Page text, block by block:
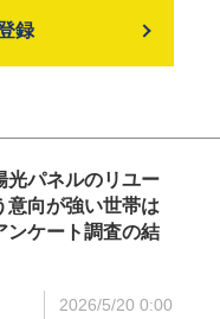
録
光パネルのリユー
意向が強い世帯は
ケート調査の結
2026/5/20 0:00